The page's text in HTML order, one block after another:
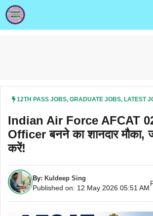
Skip
to
content
12TH PASS JOBS, GRADUATE JOBS, LATEST
Indian Air Force AFCAT
Officer बनने का शानदार मौका,
करें!
By: Kuldeep Sing
Published on: 12 May 2026 05:51 AM